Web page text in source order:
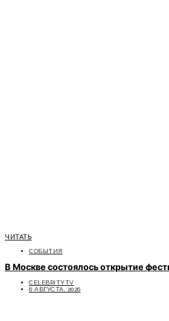
ЧИТАТЬ
СОБЫТИЯ
В Москве состоялось открытие
CELEBRITYTV
6 АВГУСТА, 2026